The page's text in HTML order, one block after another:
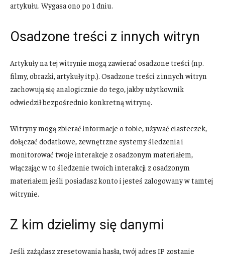
artykułu. Wygasa ono po 1 dniu.
Osadzone treści z innych witryn
Artykuły na tej witrynie mogą zawierać osadzone treści (np.
filmy, obrazki, artykuły itp.). Osadzone treści z innych witryn
zachowują się analogicznie do tego, jakby użytkownik
odwiedził bezpośrednio konkretną witrynę.
Witryny mogą zbierać informacje o tobie, używać ciasteczek,
dołączać dodatkowe, zewnętrzne systemy śledzenia i
monitorować twoje interakcje z osadzonym materiałem,
włączając w to śledzenie twoich interakcji z osadzonym
materiałem jeśli posiadasz konto i jesteś zalogowany w tamtej
witrynie.
Z kim dzielimy się danymi
Jeśli zażądasz zresetowania hasła, twój adres IP zostanie